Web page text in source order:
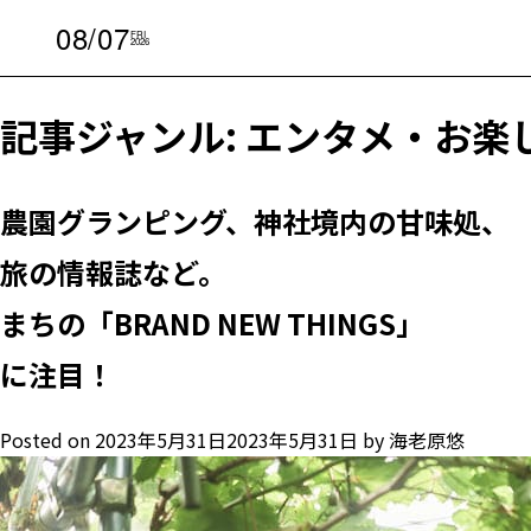
08/07FRI
2026
記事ジャンル: エンタメ・お楽
農園グランピング、神社境内の甘味処、
旅の情報誌など。
まちの「BRAND NEW THINGS」
に注目！
Posted on 2023年5月31日2023年5月31日 by海老原悠